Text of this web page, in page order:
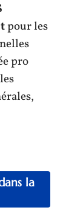
pour les
pro
la